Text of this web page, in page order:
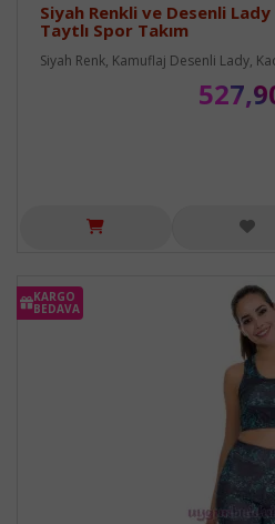
Siyah Renkli ve Desenli
Taytlı Spor Takım
Siyah Renk, Kamuflaj Desenli Lady,
KARGO
BEDAVA